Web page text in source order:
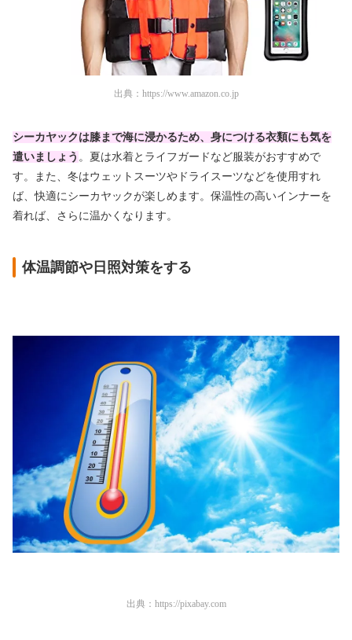
出典： https://www.amazon.co.jp
シーカヤックは膝まで海に浸かるため、身につける衣類にも気を
遣いましょう 。夏は水着とライフガードなど服装がおすすめで
す。また、冬はウェットスーツやドライスーツなどを使用すれ
ば、快適にシーカヤックが楽しめます。保温性の高いインナーを
着れば、さらに温かくなります。
体温調節や日照対策をする
出典： https://pixabay.com